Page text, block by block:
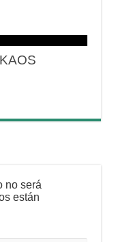
no será
están